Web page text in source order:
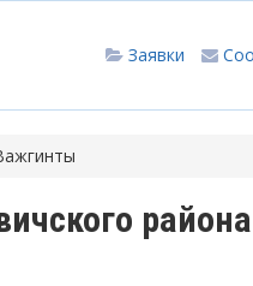
Заявки
района